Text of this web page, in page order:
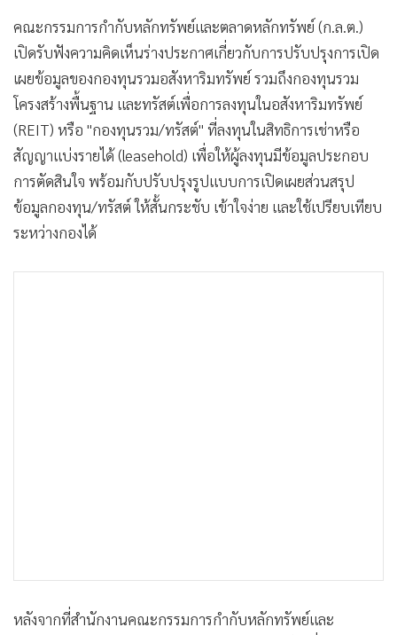
• เศรษฐกิจ-ธุรกิจ
• จีน
• ชุมชน-คุณภาพชีวิต
• อาชญากรรม
• Motoring
• เกม
• วิทยาศาสตร์
SMEs
• อินโดจีน
คณะกรรมการกำกับหลักทรัพย์และตลาดหลักทรัพย์ (ก.ล.ต.)
เปิดรับฟังความคิดเห็นร่างประกาศเกี่ยวกับการปรับปรุงการเปิด
เผยข้อมูลของกองทุนรวมอสังหาริมทรัพย์ รวมถึงกองทุนรวม
โครงสร้างพื้นฐาน และทรัสต์เพื่อการลงทุนในอสังหาริมทรัพย์
(REIT) หรือ "กองทุนรวม/ทรัสต์" ที่ลงทุนในสิทธิการเช่าหรือ
สัญญาแบ่งรายได้ (leasehold) เพื่อให้ผู้ลงทุนมีข้อมูลประกอบ
การตัดสินใจ พร้อมกับปรับปรุงรูปแบบการเปิดเผยส่วนสรุป
ข้อมูลกองทุน/ทรัสต์ ให้สั้นกระชับ เข้าใจง่าย และใช้เปรียบเทียบ
ระหว่างกองได้
หลังจากที่สำนักงานคณะกรรมการกำกับหลักทรัพย์และ